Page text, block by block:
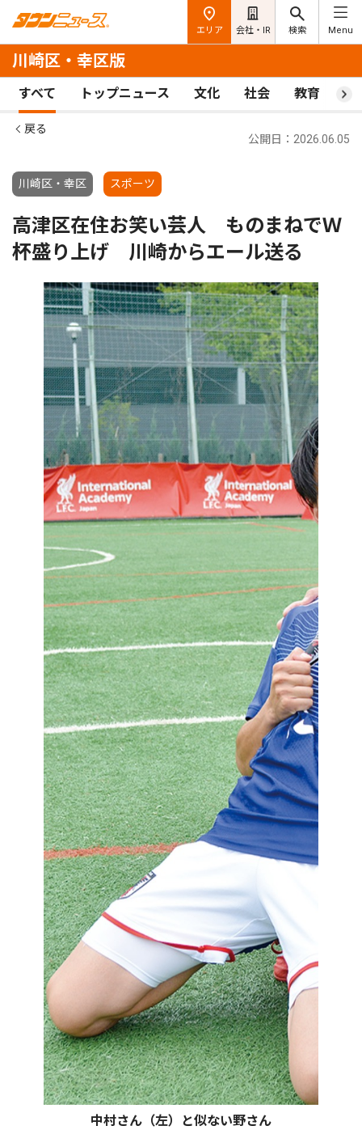
エリア 会社・IR 検索 Menu
川崎区・幸区版
すべて トップニュース 文化 社会 教育 ス
戻る
川崎区・幸区 スポーツ
公開日：2026.06.05
高津区在住お笑い芸人 ものまねでＷ
杯盛り上げ 川崎からエール送る
中村さん（左）と似ない野さん